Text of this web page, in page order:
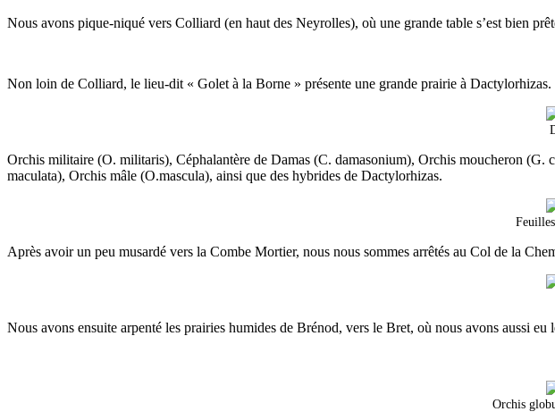
Nous avons pique-niqué vers Colliard (en haut des Neyrolles), où une grande table s’est bien
Non loin de Colliard, le lieu-dit « Golet à la Borne » présente une grande prairie à Dactylorhizas.
Orchis militaire (O. militaris), Céphalantère de Damas (C. damasonium), Orchis moucheron
maculata), Orchis mâle (O.mascula), ainsi que des hybrides de Dactylorhizas.
Après avoir un peu musardé vers la Combe Mortier, nous nous sommes arrêtés au Col de la
Nous avons ensuite arpenté les prairies humides de Brénod, vers le Bret, où nous avons aussi
Orchis